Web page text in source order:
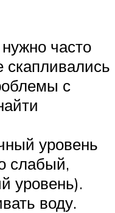
часто
скапливались
с
уровень
слабый,
уровень).
воду.